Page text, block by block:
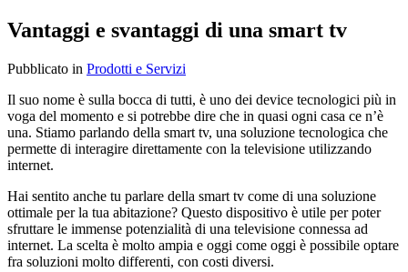
Vantaggi e svantaggi di una smart tv
Pubblicato in Prodotti e Servizi
Il suo nome è sulla bocca di tutti, è uno dei device tecnologici più in
voga del momento e si potrebbe dire che in quasi ogni casa ce n’è
una. Stiamo parlando della smart tv, una soluzione tecnologica che
permette di interagire direttamente con la televisione utilizzando
internet.
Hai sentito anche tu parlare della smart tv come di una soluzione
ottimale per la tua abitazione? Questo dispositivo è utile per poter
sfruttare le immense potenzialità di una televisione connessa ad
internet. La scelta è molto ampia e oggi come oggi è possibile optare
fra soluzioni molto differenti, con costi diversi.